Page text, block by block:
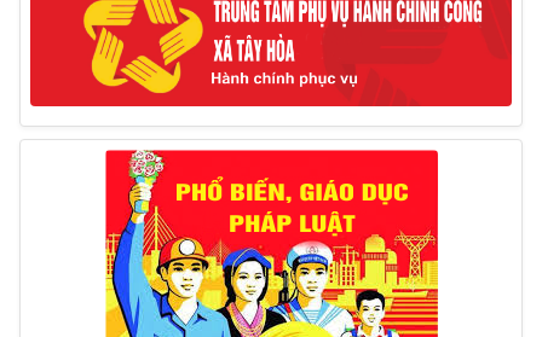
hiện biện pháp khắc phục hậu quả trong lĩnh vực đất đai
17/06/2025
Thông báo đăng ký tiếp công dân định kỳ đợt 01
tháng 6/2025 của Chủ tịch UBND huyện
26/05/2025